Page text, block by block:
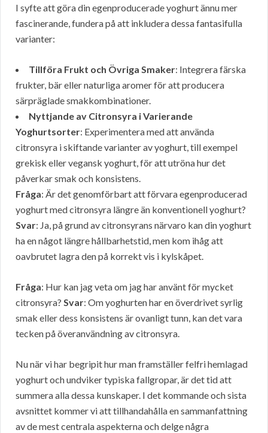
I syfte att göra din egenproducerade yoghurt ännu mer
fascinerande, fundera på att inkludera dessa fantasifulla
varianter:
Tillföra Frukt och Övriga Smaker: Integrera färska
frukter, bär eller naturliga aromer för att producera
särpräglade smakkombinationer.
Nyttjande av Citronsyra i Varierande
Yoghurtsorter: Experimentera med att använda
citronsyra i skiftande varianter av yoghurt, till exempel
grekisk eller vegansk yoghurt, för att utröna hur det
påverkar smak och konsistens.
Fråga: Är det genomförbart att förvara egenproducerad
yoghurt med citronsyra längre än konventionell yoghurt?
Svar: Ja, på grund av citronsyrans närvaro kan din yoghurt
ha en något längre hållbarhetstid, men kom ihåg att
oavbrutet lagra den på korrekt vis i kylskåpet.
Fråga: Hur kan jag veta om jag har använt för mycket
citronsyra? Svar: Om yoghurten har en överdrivet syrlig
smak eller dess konsistens är ovanligt tunn, kan det vara
tecken på överanvändning av citronsyra.
Nu när vi har begripit hur man framställer felfri hemlagad
yoghurt och undviker typiska fallgropar, är det tid att
summera alla dessa kunskaper. I det kommande och sista
avsnittet kommer vi att tillhandahålla en sammanfattning
av de mest centrala aspekterna och delge några